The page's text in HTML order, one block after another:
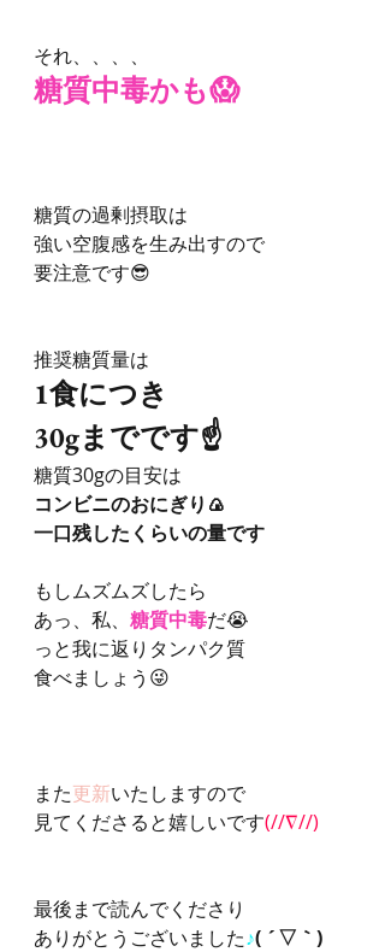
それ、、、、
糖質中毒かも😱
糖質の過剰摂取は
強い空腹感を生み出すので
要注意です😎
推奨糖質量は
1食につき
30gまでです☝️
糖質30gの目安は
コンビニのおにぎり🍙
一口残したくらいの量です
もしムズムズしたら
あっ、私、 糖質中毒だ😭
っと我に返りタンパク質
食べましょう😜
また更新いたしますので
見てくださると嬉しいです(//∇//)
最後まで読んでくださり
ありがとうございました♪( ´▽｀)